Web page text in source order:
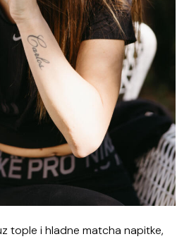
tople i hladne matcha napitke,